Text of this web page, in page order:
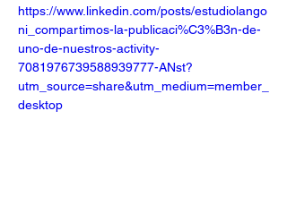
https://www.linkedin.com/posts/estudiolango
ni_compartimos-la-publicaci%C3%B3n-de-
uno-de-nuestros-activity-
7081976739588939777-ANst?
utm_source=share&utm_medium=member_
desktop